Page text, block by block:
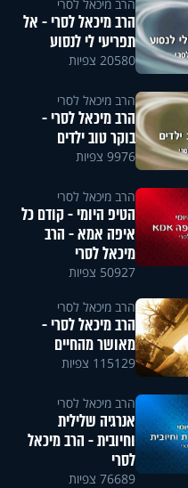
הרב מיכאל לסרי
הרב מיכאל לסרי - אל
תפריעי לי לנסוע
20580 צפיות
הרב מיכאל לסרי
הרב מיכאל לסרי -
בוקר טוב ילדים
9976 צפיות
הרב מיכאל לסרי
הטיפ היומי - קודם כל
איפה אמא - הרב
מיכאל לסרי
50927 צפיות
הרב מיכאל לסרי
הרב מיכאל לסרי -
מאושר מהחיים
115129 צפיות
הרב מיכאל לסרי
אנרגיה שלילית
וחיובית - הרב מיכאל
לסרי
76689 צפיות